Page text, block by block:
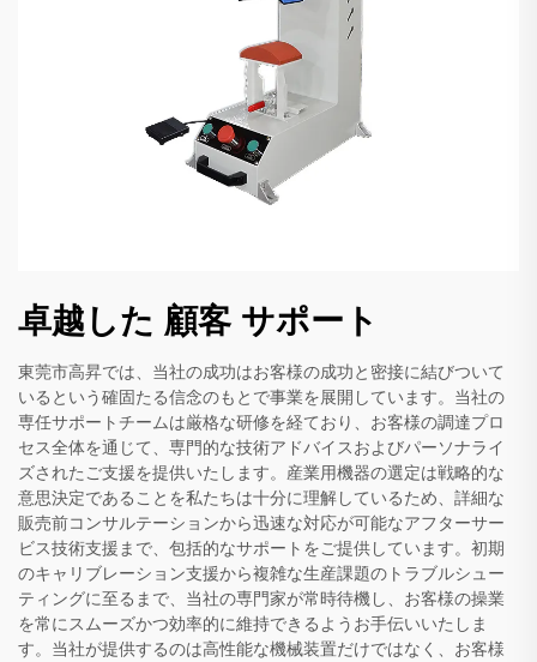
卓越した 顧客 サポート
東莞市高昇では、当社の成功はお客様の成功と密接に結びついて
いるという確固たる信念のもとで事業を展開しています。当社の
専任サポートチームは厳格な研修を経ており、お客様の調達プロ
セス全体を通じて、専門的な技術アドバイスおよびパーソナライ
ズされたご支援を提供いたします。産業用機器の選定は戦略的な
意思決定であることを私たちは十分に理解しているため、詳細な
販売前コンサルテーションから迅速な対応が可能なアフターサー
ビス技術支援まで、包括的なサポートをご提供しています。初期
のキャリブレーション支援から複雑な生産課題のトラブルシュー
ティングに至るまで、当社の専門家が常時待機し、お客様の操業
を常にスムーズかつ効率的に維持できるようお手伝いいたしま
す。当社が提供するのは高性能な機械装置だけではなく、お客様